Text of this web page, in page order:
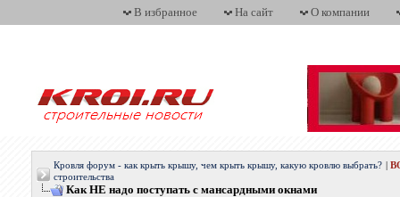
В избранное На сайт О компании
Кровля форум - как крыть крышу, чем крыть крышу, какую кровлю выбрать?
строительства
Как НЕ надо поступать с мансардными окнами